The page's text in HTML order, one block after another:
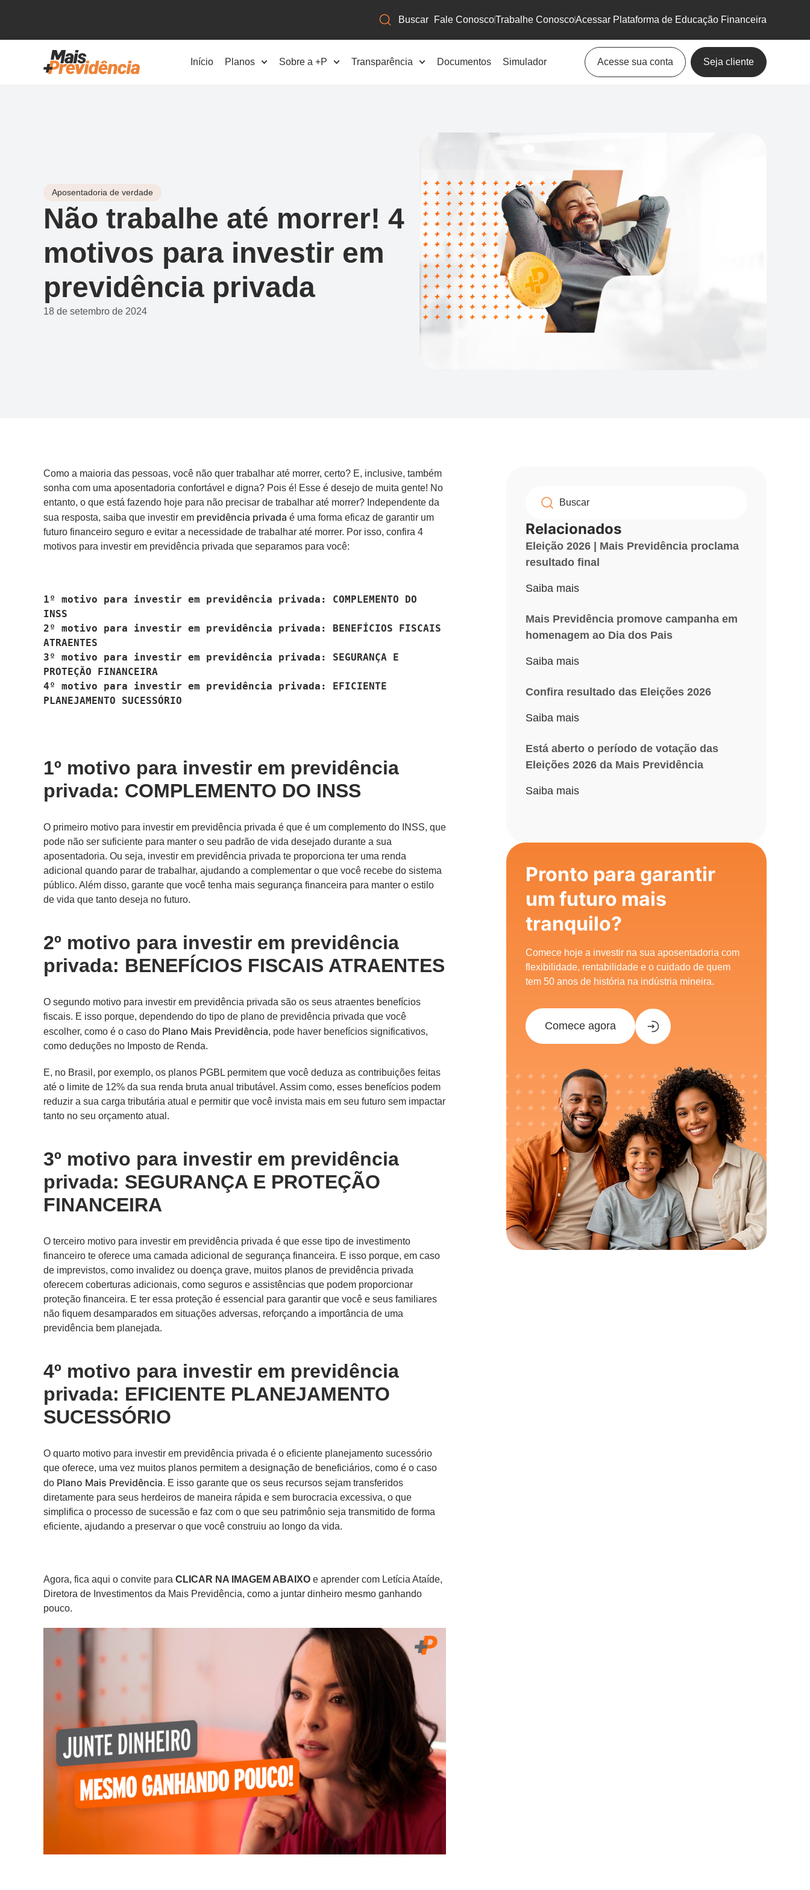
Fale ConoscoTrabalhe ConoscoAcessar Plataforma de Educação Financeira
Início Planos Sobre a +P Transparência Documentos Simulador Acesse sua conta Seja cliente
Aposentadoria de verdade
Não trabalhe até morrer! 4
motivos para investir em
previdência privada
18 de setembro de 2024
Como a maioria das pessoas, você não quer trabalhar até morrer, certo? E, inclusive, também
sonha com uma aposentadoria confortável e digna? Pois é! Esse é desejo de muita gente! No
entanto, o que está fazendo hoje para não precisar de trabalhar até morrer? Independente da
sua resposta, saiba que investir em previdência privada é uma forma eficaz de garantir um
futuro financeiro seguro e evitar a necessidade de trabalhar até morrer. Por isso, confira 4
motivos para investir em previdência privada que separamos para você:
1º motivo para investir em previdência privada: COMPLEMENTO DO
INSS
2º motivo para investir em previdência privada: BENEFÍCIOS FISCAIS
ATRAENTES
3º motivo para investir em previdência privada: SEGURANÇA E
PROTEÇÃO FINANCEIRA
4º motivo para investir em previdência privada: EFICIENTE
PLANEJAMENTO SUCESSÓRIO
1º motivo para investir em previdência
privada: COMPLEMENTO DO INSS
O primeiro motivo para investir em previdência privada é que é um complemento do INSS, que
pode não ser suficiente para manter o seu padrão de vida desejado durante a sua
aposentadoria. Ou seja, investir em previdência privada te proporciona ter uma renda
adicional quando parar de trabalhar, ajudando a complementar o que você recebe do sistema
público. Além disso, garante que você tenha mais segurança financeira para manter o estilo
de vida que tanto deseja no futuro.
2º motivo para investir em previdência
privada: BENEFÍCIOS FISCAIS ATRAENTES
O segundo motivo para investir em previdência privada são os seus atraentes benefícios
fiscais. E isso porque, dependendo do tipo de plano de previdência privada que você
escolher, como é o caso do Plano Mais Previdência, pode haver benefícios significativos,
como deduções no Imposto de Renda.
E, no Brasil, por exemplo, os planos PGBL permitem que você deduza as contribuições feitas
até o limite de 12% da sua renda bruta anual tributável. Assim como, esses benefícios podem
reduzir a sua carga tributária atual e permitir que você invista mais em seu futuro sem impactar
tanto no seu orçamento atual.
3º motivo para investir em previdência
privada: SEGURANÇA E PROTEÇÃO
FINANCEIRA
O terceiro motivo para investir em previdência privada é que esse tipo de investimento
financeiro te oferece uma camada adicional de segurança financeira. E isso porque, em caso
de imprevistos, como invalidez ou doença grave, muitos planos de previdência privada
oferecem coberturas adicionais, como seguros e assistências que podem proporcionar
proteção financeira. E ter essa proteção é essencial para garantir que você e seus familiares
não fiquem desamparados em situações adversas, reforçando a importância de uma
previdência bem planejada.
4º motivo para investir em previdência
privada: EFICIENTE PLANEJAMENTO
SUCESSÓRIO
O quarto motivo para investir em previdência privada é o eficiente planejamento sucessório
que oferece, uma vez muitos planos permitem a designação de beneficiários, como é o caso
do Plano Mais Previdência. E isso garante que os seus recursos sejam transferidos
diretamente para seus herdeiros de maneira rápida e sem burocracia excessiva, o que
simplifica o processo de sucessão e faz com o que seu patrimônio seja transmitido de forma
eficiente, ajudando a preservar o que você construiu ao longo da vida.
Agora, fica aqui o convite para CLICAR NA IMAGEM ABAIXO e aprender com Letícia Ataíde,
Diretora de Investimentos da Mais Previdência, como a juntar dinheiro mesmo ganhando
pouco.
Relacionados
Eleição 2026 | Mais Previdência proclama
resultado final
Saiba mais
Mais Previdência promove campanha em
homenagem ao Dia dos Pais
Saiba mais
Confira resultado das Eleições 2026
Saiba mais
Está aberto o período de votação das
Eleições 2026 da Mais Previdência
Saiba mais
Pronto para garantir
um futuro mais
tranquilo?
Comece hoje a investir na sua aposentadoria com
flexibilidade, rentabilidade e o cuidado de quem
tem 50 anos de história na indústria mineira.
Comece agora